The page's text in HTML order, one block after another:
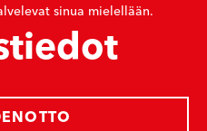
sinua mielellään.